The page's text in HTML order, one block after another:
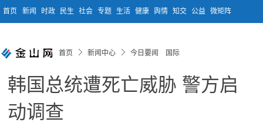
首页 新闻 时政 民生 社会 专题 生活 健康 舆情 知交 公益 微矩阵
首页 新闻中心 今日要闻 国际
韩国总统遭死亡威胁 警方启
动调查